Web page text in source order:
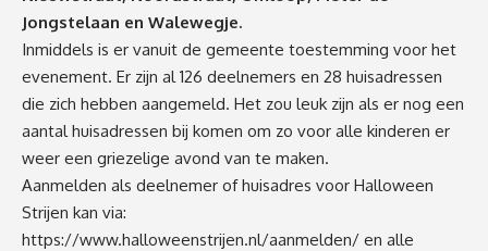
Jongstelaan en Walewegje.
Inmiddels is er vanuit de gemeente toestemming voor het
evenement. Er zijn al 126 deelnemers en 28 huisadressen
die zich hebben aangemeld. Het zou leuk zijn als er nog een
aantal huisadressen bij komen om zo voor alle kinderen er
weer een griezelige avond van te maken.
Aanmelden als deelnemer of huisadres voor Halloween
Strijen kan via:
https://www.halloweenstrijen.nl/aanmelden/ en alle